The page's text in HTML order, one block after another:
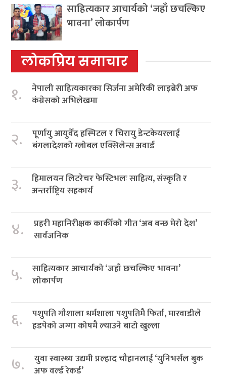
साहित्यकार आचार्यको ‘जहाँ छचल्किए
भावना’ लोकार्पण
लोकप्रिय समाचार
१.
नेपाली साहित्यकारका सिर्जना अमेरिकी लाइब्रेरी अफ
कंग्रेसको अभिलेखमा
२.
पूर्णायु आयुर्वेद हस्पिटल र चिरायु डेन्टकेयरलाई
बंगलादेशको ग्लोबल एक्सिलेन्स अवार्ड
३.
हिमालयन लिटरेचर फेस्टिभलः साहित्य, संस्कृति र
अन्तर्राष्ट्रिय सहकार्य
४.
प्रहरी महानिरीक्षक कार्कीको गीत ‘अब बन्छ मेरो देश’
सार्वजनिक
५.
साहित्यकार आचार्यको ‘जहाँ छचल्किए भावना’
लोकार्पण
६.
पशुपति गौशाला धर्मशाला पशुपतिमै फिर्ता, मारवाडीले
हडपेको जग्गा कोषमै ल्याउने बाटो खुल्ला
७.
युवा स्वास्थ्य उद्यमी प्रल्हाद चौहानलाई ‘युनिभर्सल बुक
अफ वर्ल्ड रेकर्ड’